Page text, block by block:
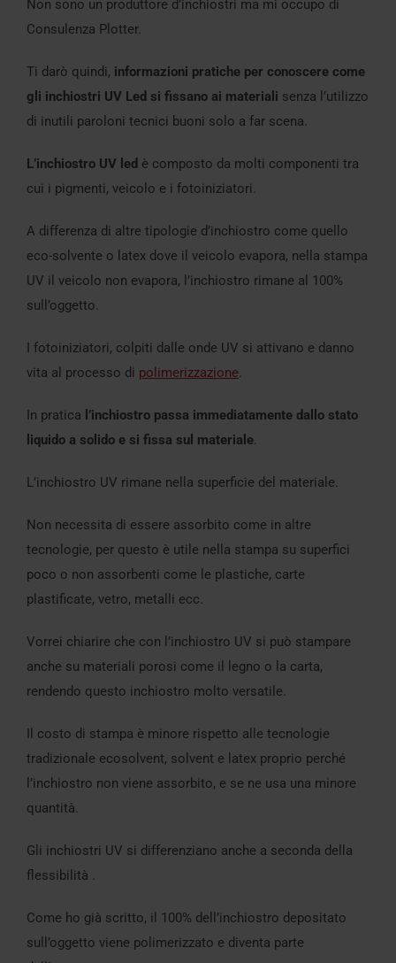
Non sono un produttore d’inchiostri ma mi occupo di
Consulenza Plotter.
Ti darò quindi, informazioni pratiche per conoscere come
gli inchiostri UV Led si fissano ai materiali senza l’utilizzo
di inutili paroloni tecnici buoni solo a far scena.
L’inchiostro UV led è composto da molti componenti tra
cui i pigmenti, veicolo e i fotoiniziatori.
A differenza di altre tipologie d’inchiostro come quello
eco-solvente o latex dove il veicolo evapora, nella stampa
UV il veicolo non evapora, l’inchiostro rimane al 100%
sull’oggetto.
I fotoiniziatori, colpiti dalle onde UV si attivano e danno
vita al processo di polimerizzazione.
In pratica l’inchiostro passa immediatamente dallo stato
liquido a solido e si fissa sul materiale.
L’inchiostro UV rimane nella superficie del materiale.
Non necessita di essere assorbito come in altre
tecnologie, per questo è utile nella stampa su superfici
poco o non assorbenti come le plastiche, carte
plastificate, vetro, metalli ecc.
Vorrei chiarire che con l’inchiostro UV si può stampare
anche su materiali porosi come il legno o la carta,
rendendo questo inchiostro molto versatile.
Il costo di stampa è minore rispetto alle tecnologie
tradizionale ecosolvent, solvent e latex proprio perché
l’inchiostro non viene assorbito, e se ne usa una minore
quantità.
Gli inchiostri UV si differenziano anche a seconda della
flessibilità .
Come ho già scritto, il 100% dell’inchiostro depositato
sull’oggetto viene polimerizzato e diventa parte